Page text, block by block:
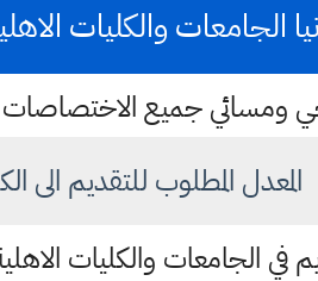
الجامعات والكليات الاهلية
ومسائي جميع الاختصاصات
المعدل المطلوب للتقديم الى
الجامعات والكليات الاهلية